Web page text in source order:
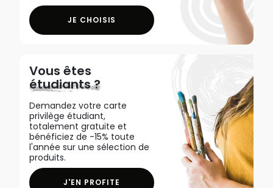
JE CHOISIS
Vous êtes
étudiants ?
Demandez votre carte
privilège étudiant,
totalement gratuite et
bénéficiez de -15% toute
l'année sur une sélection de
produits.
J'EN PROFITE